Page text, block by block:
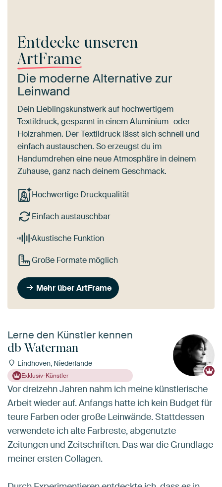
Entdecke unseren
ArtFrame
Die moderne Alternative zur
Leinwand
Dein Lieblingskunstwerk auf hochwertigem
Textildruck, gespannt in einem Aluminium- oder
Holzrahmen. Der Textildruck lässt sich schnell und
einfach austauschen. So erzeugst du im
Handumdrehen eine neue Atmosphäre in deinem
Zuhause, ganz nach deinem Geschmack.
Hochwertige Druckqualität
Einfach austauschbar
Akustische Funktion
Große Formate möglich
Mehr über ArtFrame
Lerne den Künstler kennen
db Waterman
Eindhoven, Niederlande
Exklusiv-Künstler
Vor dreizehn Jahren nahm ich meine künstlerische
Arbeit wieder auf. Anfangs hatte ich kein Budget für
teure Farben oder große Leinwände. Stattdessen
verwendete ich alte Farbreste, abgenutzte
Zeitungen und Zeitschriften. Das war die Grundlage
meiner ersten Collagen.